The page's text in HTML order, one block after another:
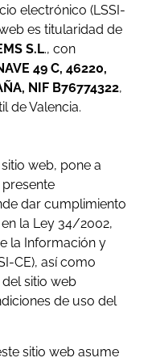
electrónico (LSSI-
es titularidad de
S.L., con
49 C, 46220,
NIF B76774322,
de Valencia.
web, pone a
dar cumplimiento
la Ley 34/2002,
la Información y
CE), así como
sitio web
de uso del
sitio web asume